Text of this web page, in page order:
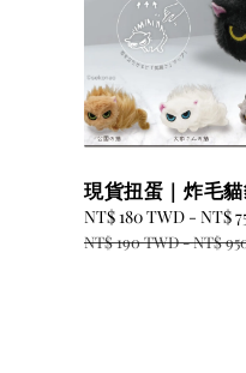
現貨扭蛋｜炸毛
Sale
price
NT$ 180 TWD - NT$
NT$ 190 TWD-NT$